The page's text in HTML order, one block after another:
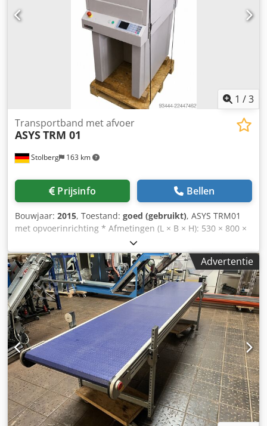
1 /3
Stolberg 163 km
Transportband met afvoer
ASYSTRM 01
Prijsinfo Bellen
Bouwjaar: 2015, Toestand: goed (gebruikt), ASYS TRM01
met opvoerinrichting * Afmetingen (L × B × H): 530 × 800 ×
1.205 mm Dkodpfszqbnhox Aifor * Transport hoogte: 950
mm * Vaste aanslag: 145 mm * 1 transportbandsegment,
bandlengte 530 mm * Afmetingen printplaat: 70–460 × 50–
460 mm * Ondersteuning printplaat: 3 mm * SMEMA in-
en uitvoersysteem * Netvoeding: 230 V / 50 Hz *
Vermogensopname: 0,75 kW * Pneumatische voorziening:
5 bar, luchtverbruik 3–8 l/min
Advertentie